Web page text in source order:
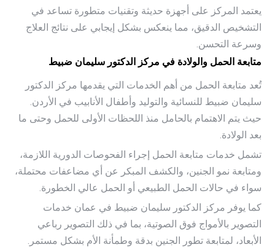
يعتمد المركز على أجهزة حديثة وتقنيات متطورة تساعد في
التشخيص الدقيق، مما ينعكس بشكل إيجابي على نتائج العلاج
وسرعة التحسن.
متابعة الحمل والولادة في مركز الدكتور سليمان ضبيط
تُعد متابعة الحمل من أهم الخدمات التي يقدمها مركز الدكتور
سليمان ضبيط للنسائية والتوليد وأطفال الأنابيب في الأردن.
حيث يتم الاهتمام بالحامل منذ اللحظات الأولى للحمل وحتى ما
بعد الولادة.
تشمل خدمات متابعة الحمل إجراء الفحوصات الدورية اللازمة،
ومتابعة نمو الجنين، والكشف المبكر عن أي مضاعفات محتملة،
سواء في حالات الحمل الطبيعي أو الحمل عالي الخطورة.
كما يوفر مركز الدكتور سليمان ضبيط في عمان خدمات
التصوير بالأمواج فوق الصوتية، بما في ذلك التصوير رباعي
الأبعاد، لمتابعة تطور الجنين بدقة وطمأنة الأم بشكل مستمر.